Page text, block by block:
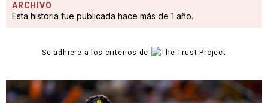
ARCHIVO
Esta historia fue publicada hace más de 1 año.
Se adhiere a los criterios de